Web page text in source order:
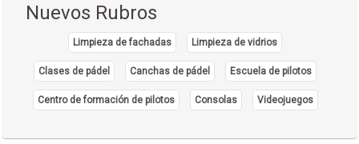
Nuevos Rubros
Limpieza de fachadas Limpieza de vidrios
Clases de pádel Canchas de pádel Escuela de pilotos
Centro de formación de pilotos Consolas Videojuegos